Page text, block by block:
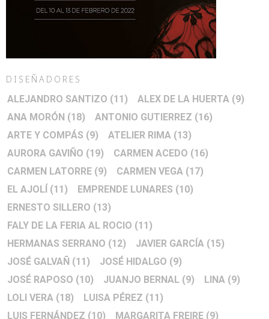
DISEÑADORES
ALEJANDRO SANTIZO (11) ALEX DE LA HUERTA (9)
ANA MORÓN (18) ANTONIO GUTIERREZ (16)
ARTE Y COMPÁS (9) ATELIER RIMA (13)
AURORA GAVIÑO (19) CARMEN ACEDO (16)
CARMEN LATORRE (9) CARMEN VEGA (17)
EL AJOLÍ (11) EMPRENDE LUNARES (10)
ERNESTO SILLERO (13)
FALY DE LA FERIA AL ROCIO (11)
HERMANAS SERRANO (12) JAVIER GARCÍA (15)
JOSÉ GALVAÑ (11) JOSÉ HIDALGO (9)
JOSÉ RAPOSO (10) JUANJO BERNAL (9) LINA (9)
LOLI VERA (18) LUISA PÉREZ (11)
LUIS FERNÁNDEZ (10) MARGARITA FREIRE (9)